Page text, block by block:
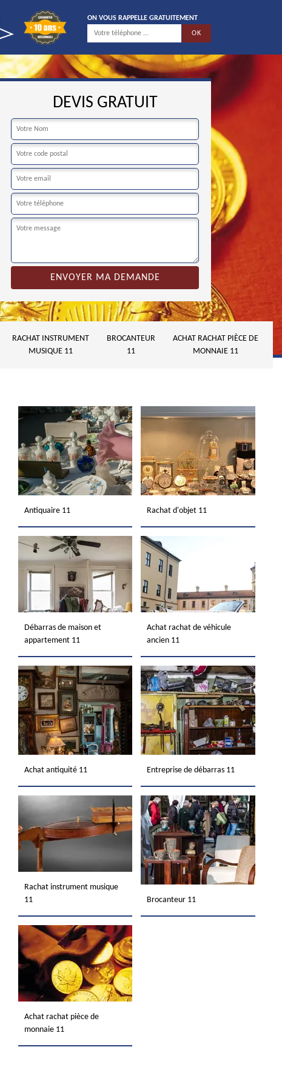
ON VOUS RAPPELLE GRATUITEMENT
DEVIS GRATUIT
RACHAT INSTRUMENT
MUSIQUE 11
BROCANTEUR
11
ACHAT RACHAT PIÈCE DE
MONNAIE 11
Antiquaire 11 Rachat d'objet 11
Débarras de maison et
appartement 11
Achat rachat de véhicule
ancien 11
Achat antiquité 11 Entreprise de débarras 11
Rachat instrument musique
11
Brocanteur 11
Achat rachat pièce de
monnaie 11